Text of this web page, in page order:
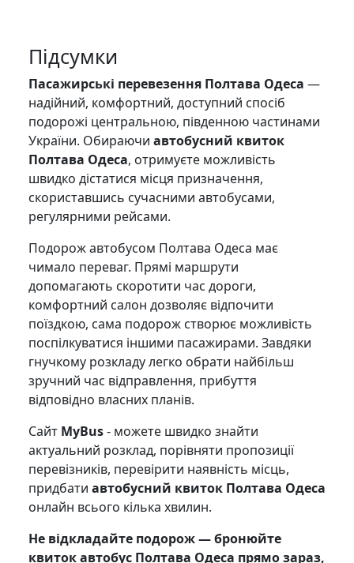
Підсумки
Пасажирські перевезення Полтава Одеса —
надійний, комфортний, доступний спосіб
подорожі центральною, південною частинами
України. Обираючи автобусний квиток
Полтава Одеса, отримуєте можливість
швидко дістатися місця призначення,
скориставшись сучасними автобусами,
регулярними рейсами.
Подорож автобусом Полтава Одеса має
чимало переваг. Прямі маршрути
допомагають скоротити час дороги,
комфортний салон дозволяє відпочити
поїздкою, сама подорож створює можливість
поспілкуватися іншими пасажирами. Завдяки
гнучкому розкладу легко обрати найбільш
зручний час відправлення, прибуття
відповідно власних планів.
Сайт MyBus- можете швидко знайти
актуальний розклад, порівняти пропозиції
перевізників, перевірити наявність місць,
придбати автобусний квиток Полтава Одеса
онлайн всього кілька хвилин.
Не відкладайте подорож — бронюйте
квиток автобус Полтава Одеса прямо зараз,